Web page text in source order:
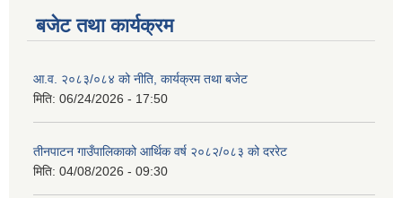
बजेट तथा कार्यक्रम
आ.व. २०८३/०८४ को नीति, कार्यक्रम तथा बजेट
मिति: 06/24/2026 - 17:50
तीनपाटन गाउँपालिकाको आर्थिक वर्ष २०८२/०८३ को दररेट
मिति: 04/08/2026 - 09:30